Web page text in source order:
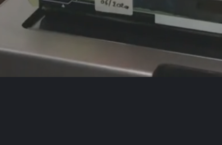
©Zig Design 2015-2026 - Tous droits réservés
NOS RÉCOMPENSES